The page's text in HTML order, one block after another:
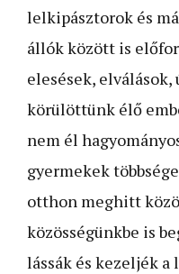
lelkipásztorok és
állók között is
elesések, elválások,
körülöttünk élő
nem él
gyermekek
otthon meghitt
közösségünkbe is
lássák és kezeljék